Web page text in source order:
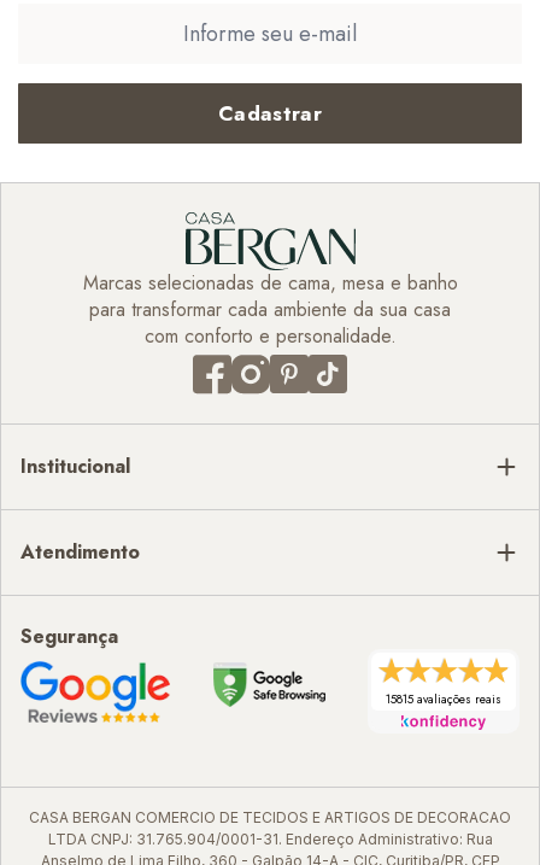
Cadastrar
Marcas selecionadas de cama, mesa e banho
para transformar cada ambiente da sua casa
com conforto e personalidade.
Institucional
Atendimento
Segurança
15815 avaliações reais
CASA BERGAN COMERCIO DE TECIDOS E ARTIGOS DE DECORACAO
LTDA CNPJ: 31.765.904/0001-31. Endereço Administrativo: Rua
Anselmo de Lima Filho, 360 - Galpão 14-A - CIC, Curitiba/PR, CEP